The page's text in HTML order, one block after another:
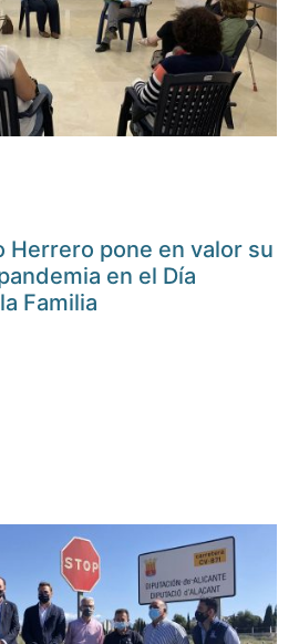
Herrero pone en valor su
en el Día
Familia